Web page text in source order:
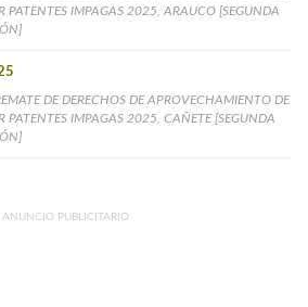
PATENTES IMPAGAS 2025, ARAUCO [SEGUNDA
DE DERECHOS DE APROVECHAMIENTO DE
PATENTES IMPAGAS 2025, CAÑETE [SEGUNDA
ANUNCIO PUBLICITARIO